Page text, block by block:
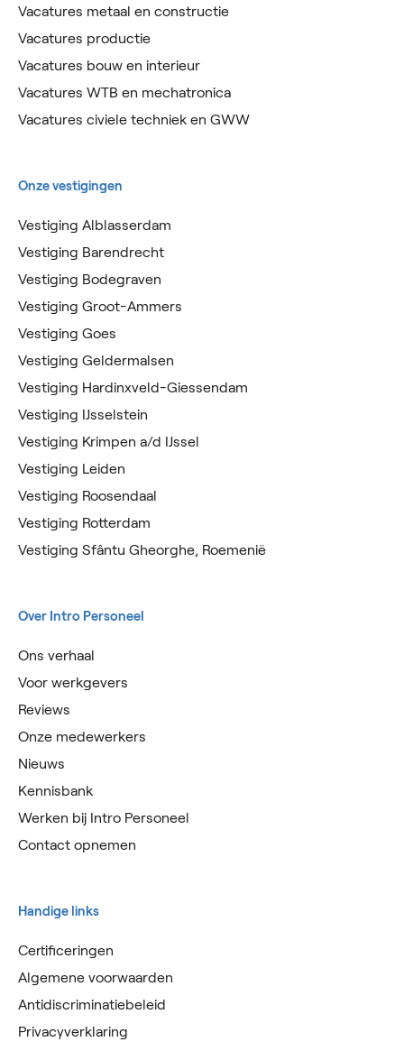
Vacatures metaal en constructie
Vacatures productie
Vacatures bouw en interieur
Vacatures WTB en mechatronica
Vacatures civiele techniek en GWW
Onze vestigingen
Vestiging Alblasserdam
Vestiging Barendrecht
Vestiging Bodegraven
Vestiging Groot-Ammers
Vestiging Goes
Vestiging Geldermalsen
Vestiging Hardinxveld-Giessendam
Vestiging IJsselstein
Vestiging Krimpen a/d IJssel
Vestiging Leiden
Vestiging Roosendaal
Vestiging Rotterdam
Vestiging Sfântu Gheorghe, Roemenië
Over Intro Personeel
Ons verhaal
Voor werkgevers
Reviews
Onze medewerkers
Nieuws
Kennisbank
Werken bij Intro Personeel
Contact opnemen
Handige links
Certificeringen
Algemene voorwaarden
Antidiscriminatiebeleid
Privacyverklaring